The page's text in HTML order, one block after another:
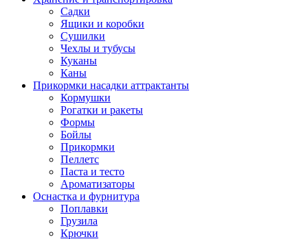
Садки
Ящики и коробки
Сушилки
Чехлы и тубусы
Куканы
Каны
Прикормки насадки аттрактанты
Кормушки
Рогатки и ракеты
Формы
Бойлы
Прикормки
Пеллетс
Паста и тесто
Ароматизаторы
Оснастка и фурнитура
Поплавки
Грузила
Крючки